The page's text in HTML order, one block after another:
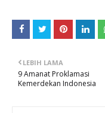
LEBIH LAMA
9 Amanat Proklamasi
Kemerdekan Indonesia